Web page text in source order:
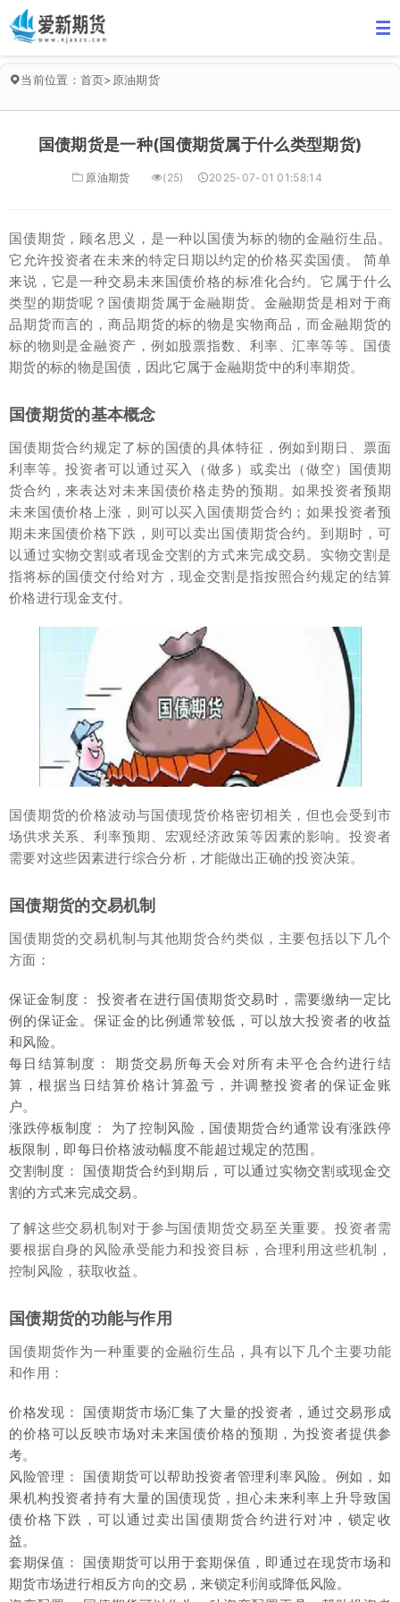
当前位置： 首页> 原油期货
国债期货是一种(国债期货属于什么类型期货)
原油期货 (25) 2025-07-01 01:58:14
国债期货，顾名思义，是一种以国债为标的物的金融衍生品。
它允许投资者在未来的特定日期以约定的价格买卖国债。 简单
来说，它是一种交易未来国债价格的标准化合约。它属于什么
类型的期货呢？国债期货属于金融期货。金融期货是相对于商
品期货而言的，商品期货的标的物是实物商品，而金融期货的
标的物则是金融资产，例如股票指数、利率、汇率等等。国债
期货的标的物是国债，因此它属于金融期货中的利率期货。
国债期货的基本概念
国债期货合约规定了标的国债的具体特征，例如到期日、票面
利率等。投资者可以通过买入（做多）或卖出（做空）国债期
货合约，来表达对未来国债价格走势的预期。如果投资者预期
未来国债价格上涨，则可以买入国债期货合约；如果投资者预
期未来国债价格下跌，则可以卖出国债期货合约。到期时，可
以通过实物交割或者现金交割的方式来完成交易。实物交割是
指将标的国债交付给对方，现金交割是指按照合约规定的结算
价格进行现金支付。
国债期货的价格波动与国债现货价格密切相关，但也会受到市
场供求关系、利率预期、宏观经济政策等因素的影响。投资者
需要对这些因素进行综合分析，才能做出正确的投资决策。
国债期货的交易机制
国债期货的交易机制与其他期货合约类似，主要包括以下几个
方面：
保证金制度： 投资者在进行国债期货交易时，需要缴纳一定比
例的保证金。保证金的比例通常较低，可以放大投资者的收益
和风险。
每日结算制度： 期货交易所每天会对所有未平仓合约进行结
算，根据当日结算价格计算盈亏，并调整投资者的保证金账
户。
涨跌停板制度： 为了控制风险，国债期货合约通常设有涨跌停
板限制，即每日价格波动幅度不能超过规定的范围。
交割制度： 国债期货合约到期后，可以通过实物交割或现金交
割的方式来完成交易。
了解这些交易机制对于参与国债期货交易至关重要。投资者需
要根据自身的风险承受能力和投资目标，合理利用这些机制，
控制风险，获取收益。
国债期货的功能与作用
国债期货作为一种重要的金融衍生品，具有以下几个主要功能
和作用：
价格发现： 国债期货市场汇集了大量的投资者，通过交易形成
的价格可以反映市场对未来国债价格的预期，为投资者提供参
考。
风险管理： 国债期货可以帮助投资者管理利率风险。例如，如
果机构投资者持有大量的国债现货，担心未来利率上升导致国
债价格下跌，可以通过卖出国债期货合约进行对冲，锁定收
益。
套期保值： 国债期货可以用于套期保值，即通过在现货市场和
期货市场进行相反方向的交易，来锁定利润或降低风险。